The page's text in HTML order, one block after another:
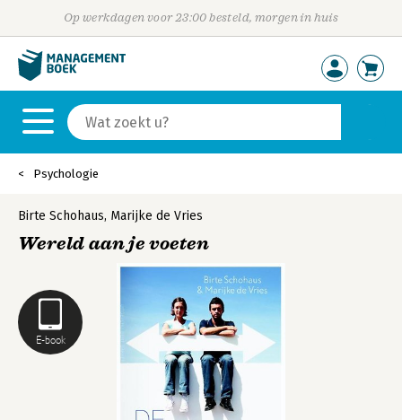
Op werkdagen voor 23:00 besteld, morgen in huis
Psychologie
E-book
Birte Schohaus, Marijke de Vries
Wereld aan je voeten